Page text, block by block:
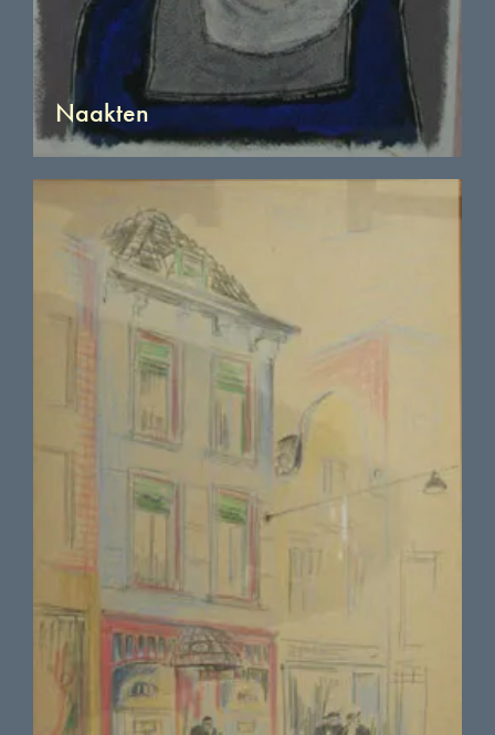
Naakten